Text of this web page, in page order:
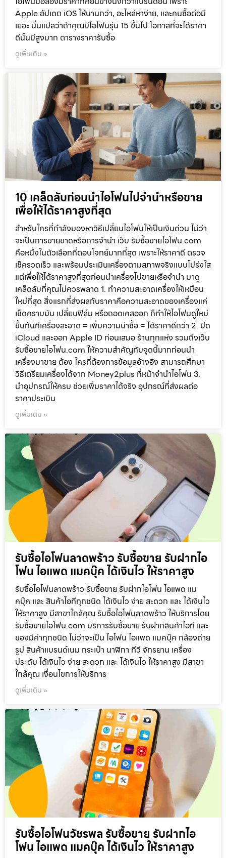
Apple อัปเดต iOS ให้นานกว่า, อะไหล่หาง่าย, และคนซื้อต่อมี
เยอะ นั่นแปลว่าถ้าคุณมีไอโฟนรุ่น 15 ขึ้นไป โอกาสที่จะได้ราคา
ดีนั้นมีสูงมาก ตารางราคารับซื้อ
ดูเพิ่มเติม »
10 เคล็ดลับก่อนนำไอโฟนไปจำนำหรือขาย
เพื่อให้ได้ราคาสูงที่สุด
สำหรับใครที่กำลังมองหาวิธีเปลี่ยนไอโฟนให้เป็นเงินด่วน ไม่ว่า
จะเป็นการขายขาดหรือการจำนำ เว็บ รับซื้อขายไอโฟน.com
คือหนึ่งในตัวเลือกที่ตอบโจทย์มากที่สุด เพราะให้ราคาดี ตรวจ
เช็ครวดเร็ว และพร้อมประเมินเครื่องตามสภาพจริงแบบโปร่งใส
แต่เพื่อให้ได้ราคาสูงที่สุดก่อนนำเครื่องไปขายหรือจำนำ มาดู
เคล็ดลับที่คุณไม่ควรพลาด 1. ทำความสะอาดเครื่องให้เหมือน
ใหม่ที่สุด สิ่งแรกที่ส่งผลกับราคาคือความสะอาดของเครื่องแค่
เช็ดคราบมัน เปลี่ยนฟิล์ม หรือถอดเคสออก ก็ทำให้ไอโฟนดูใหม่
ขึ้นทันทีเครื่องสะอาด = เพิ่มความน่าซื้อ = ได้ราคาดีกว่า 2. ปิด
iCloud และออก Apple ID ก่อนเสมอ ร้านทุกแห่ง รวมถึงเว็บ
รับซื้อขายไอโฟน.com ให้ความสำคัญกับจุดนี้มากก่อนนำ
เครื่องมาขาย ต้อง ใครที่ต้องการข้อมูลอ้างอิง สามารถศึกษา
วิธีเตรียมเครื่องได้จาก Money2plus ที่หน้าจำนำไอโฟน 3.
นำอุปกรณ์ให้ครบ ช่วยเพิ่มราคาได้จริง อุปกรณ์ที่ส่งผลต่อ
ราคาประเมิน
ดูเพิ่มเติม »
รับซื้อไอโฟนลาดพร้าว รับซื้อขาย รับฝากไอ
โฟน ไอแพด แมคบุ๊ค ได้เงินไว ให้ราคาสูง
รับซื้อไอโฟนลาดพร้าว รับซื้อขาย รับฝากไอโฟน ไอแพด แม
คบุ๊ค และ สินค้าไอทีทุกชนิด ได้เงินไว ง่าย สะดวก และ ได้เงินไว
ให้ราคาสูง มีสาขาใกล้คุณ รับซื้อไอโฟนลาดพร้าว ให้บริการโดย
รับซื้อขายไอโฟน.com บริการรับซื้อขาย รับฝากสินค้าไอที และ
ของมีค่าทุกชนิด ไม่ว่าจะเป็น ไอโฟน ไอแพด แมคบุ๊ค กล้องถ่าย
รูป สินค้าแบรนด์เนม กระเป๋า นาฬิกา ทีวี จักรยาน เครื่อง
ประดับ ได้เงินไว ง่าย สะดวก และ ได้เงินไว ให้ราคาสูง มีสาขา
ใกล้คุณ เงื่อนไขการให้บริการ
ดูเพิ่มเติม »
รับซื้อไอโฟนวัชรพล รับซื้อขาย รับฝากไอ
โฟน ไอแพด แมคบุ๊ค ได้เงินไว ให้ราคาสูง